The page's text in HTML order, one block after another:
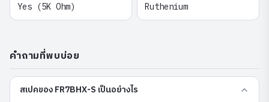
Yes (5K Ohm) Ruthenium
คำถามที่พบบ่อย
สเปคของ FR7BHX-S เป็นอย่างไร